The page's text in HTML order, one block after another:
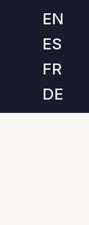
EN
ES
FR
DE